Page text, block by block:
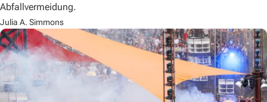
Abfallvermeidung.
Julia A. Simmons